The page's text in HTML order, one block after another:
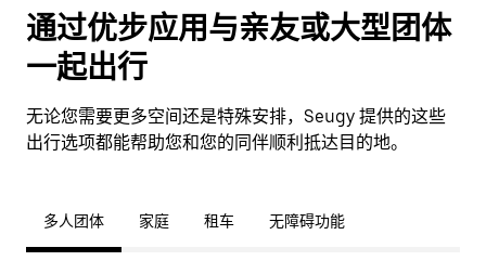
通过优步应用与亲友或大型团体
一起出行
无论您需要更多空间还是特殊安排，Seugy 提供的这些
出行选项都能帮助您和您的同伴顺利抵达目的地。
多人团体 家庭 租车 无障碍功能